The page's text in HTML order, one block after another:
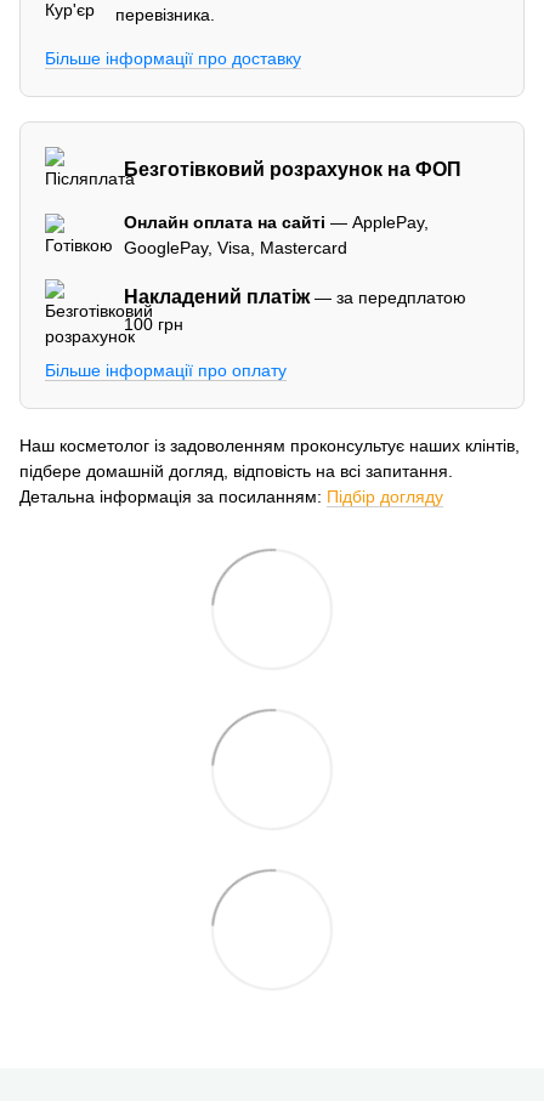
перевізника.
Більше інформації про доставку
Безготівковий розрахунок на ФОП
Онлайн оплата на сайті — ApplePay,
GooglePay, Visa, Mastercard
Накладений платіж— за передплатою
100 грн
Більше інформації про оплату
Наш косметолог із задоволенням проконсультує наших клінтів,
підбере домашній догляд, відповість на всі запитання.
Детальна інформація за посиланням: Підбір догляду